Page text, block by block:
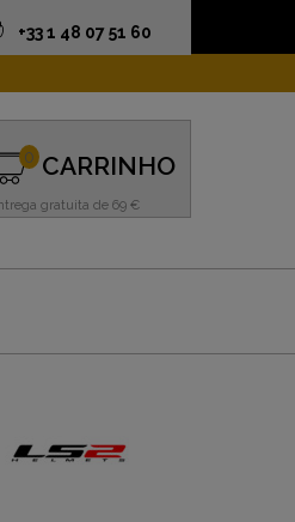
+33 1 48 07 51 60
CARRINHO
gratuita de 69 €
0